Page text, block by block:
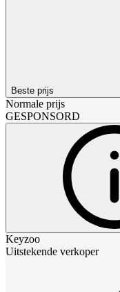
Beste prijs
Normale prijs
GESPONSORD
Keyzoo
Uitstekende verkoper